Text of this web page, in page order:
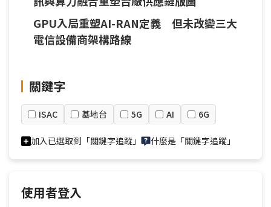
GPU入局重塑AI-RAN定義 但未改變三大
電信設備商架構路線
關鍵字
ISAC 基地台 5G AI 6G
加入已選取到「關鍵字追蹤」 什麼是「關鍵字追蹤」
使用者登入